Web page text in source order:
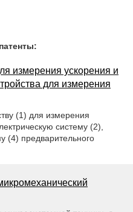
измерения ускорения и
для измерения
(1) для измерения
систему (2),
(4) предварительного